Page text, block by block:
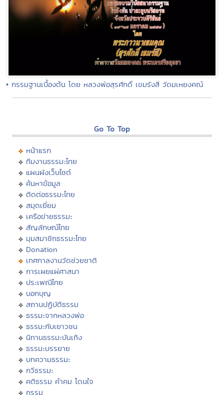
• กรรมฐานเบื้องต้น โดย หลวงพ่อสุรศักดิ์ เขมรังสี วัดมเหยงคณ์
Go To Top
หน้าแรก
ทีมงานธรรมะไทย
แผนผังเว็บไซต์
ค้นหาข้อมูล
ติดต่อธรรมะไทย
สมุดเยี่ยม
เครือข่ายธรรมะ
สัญลักษณ์ไทย
มุมสมาชิกธรรมะไทย
Donation
เทศกาลงานวัดช่วยชาติ
การเผยแผ่ศาสนา
ประเพณีไทย
บอกบุญ
สถานปฏิบัติธรรม
ธรรมะจากหลวงพ่อ
ธรรมะกับเยาวชน
นิทานธรรมะบันเทิง
ธรรมะบรรยาย
บทความธรรมะ
กวีธรรมะ
คติธรรม คำคม โดนใจ
กรรม